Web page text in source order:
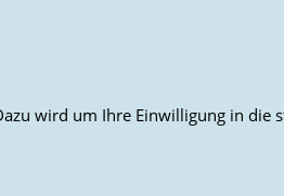
wird um Ihre Einwilligung in